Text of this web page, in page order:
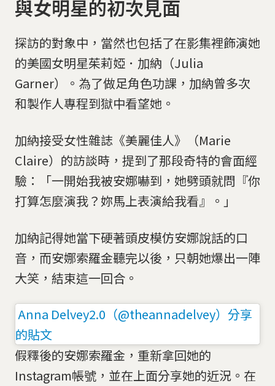
與女明星的初次見面
探訪的對象中，當然也包括了在影集裡飾演她
的美國女明星茱莉婭．加納（Julia
Garner）。為了做足角色功課，加納曾多次
和製作人專程到獄中看望她。
加納接受女性雜誌《美麗佳人》（Marie
Claire）的訪談時，提到了那段奇特的會面經
驗：「一開始我被安娜嚇到，她劈頭就問『你
打算怎麼演我？妳馬上表演給我看』。」
加納記得她當下硬著頭皮模仿安娜說話的口
音，而安娜索羅金聽完以後，只朝她爆出一陣
大笑，結束這一回合。
Anna Delvey2.0（@theannadelvey）分享
的貼文
假釋後的安娜索羅金，重新拿回她的
Instagram帳號，並在上面分享她的近況。在